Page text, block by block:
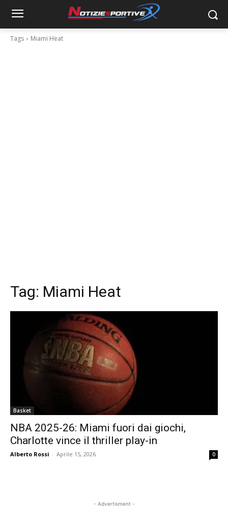
Tags Miami Heat
Tag: Miami Heat
Basket
NBA 2025-26: Miami fuori dai giochi,
Charlotte vince il thriller play-in
Alberto Rossi - Aprile 15, 2026 0
- Advertisment -